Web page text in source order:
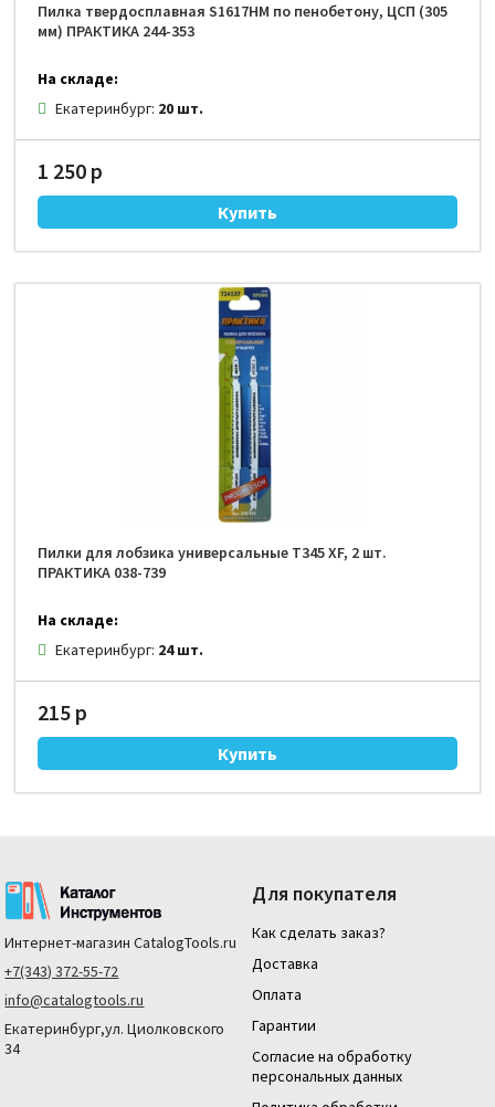
Пилка твердосплавная S1617HM по пенобетону, ЦСП (305
мм) ПРАКТИКА 244-353
На складе:
Екатеринбург: 20 шт.
1 250 р
Пилки для лобзика универсальные T345 XF, 2 шт.
ПРАКТИКА 038-739
На складе:
Екатеринбург: 24 шт.
215 р
Интернет-магазин CatalogTools.ru
+7(343) 372-55-72
info@catalogtools.ru
Екатеринбург,ул. Циолковского
34
Для покупателя
Как сделать заказ?
Доставка
Оплата
Гарантии
Согласие на обработку
персональных данных